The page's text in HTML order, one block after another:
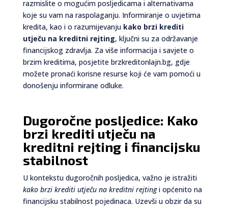
razmislite o mogućim posljedicama i alternativama
koje su vam na raspolaganju. Informiranje o uvjetima
kredita, kao i o razumijevanju kako brzi krediti
utječu na kreditni rejting, ključni su za održavanje
financijskog zdravlja. Za više informacija i savjete o
brzim kreditima, posjetite brzkreditonlajn.bg, gdje
možete pronaći korisne resurse koji će vam pomoći u
donošenju informirane odluke.
Dugoročne posljedice: Kako
brzi krediti utječu na
kreditni rejting i financijsku
stabilnost
U kontekstu dugoročnih posljedica, važno je istražiti
kako brzi krediti utječu na kreditni rejtingi općenito na
financijsku stabilnost pojedinaca. Uzevši u obzir da su